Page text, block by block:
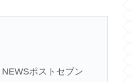
ポストセブン